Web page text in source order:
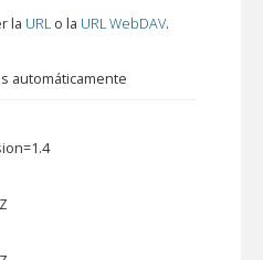
la URL o la URL WebDAV.
automáticamente